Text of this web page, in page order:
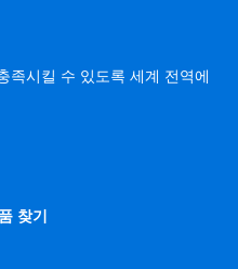
족시킬 수 있도록 세계 전역에
찾기